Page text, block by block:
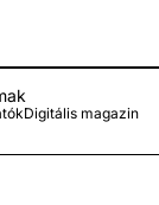
Digitális magazin